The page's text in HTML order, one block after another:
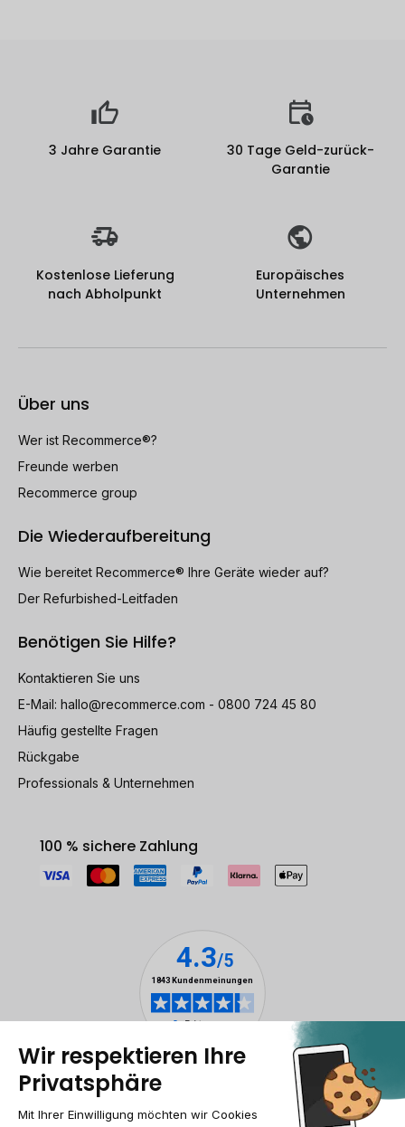
3 Jahre Garantie
30 Tage Geld-zurück-
Garantie
Kostenlose Lieferung
nach Abholpunkt
Europäisches
Unternehmen
Über uns
Wer ist Recommerce®?
Freunde werben
Recommerce group
Die Wiederaufbereitung
Wie bereitet Recommerce® Ihre Geräte wieder auf?
Der Refurbished-Leitfaden
Benötigen Sie Hilfe?
Kontaktieren Sie uns
E-Mail: hallo@recommerce.com - 0800 724 45 80
Häufig gestellte Fragen
Rückgabe
Professionals & Unternehmen
100 % sichere Zahlung